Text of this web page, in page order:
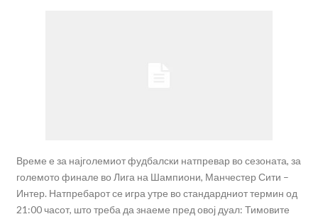
Време е за најголемиот фудбалски натпревар во сезоната, за
големото финале во Лига на Шампиони, Манчестер Сити –
Интер. Натпребарот се игра утре во стандардниот термин од
21:00 часот, што треба да знаеме пред овој дуал: Тимовите